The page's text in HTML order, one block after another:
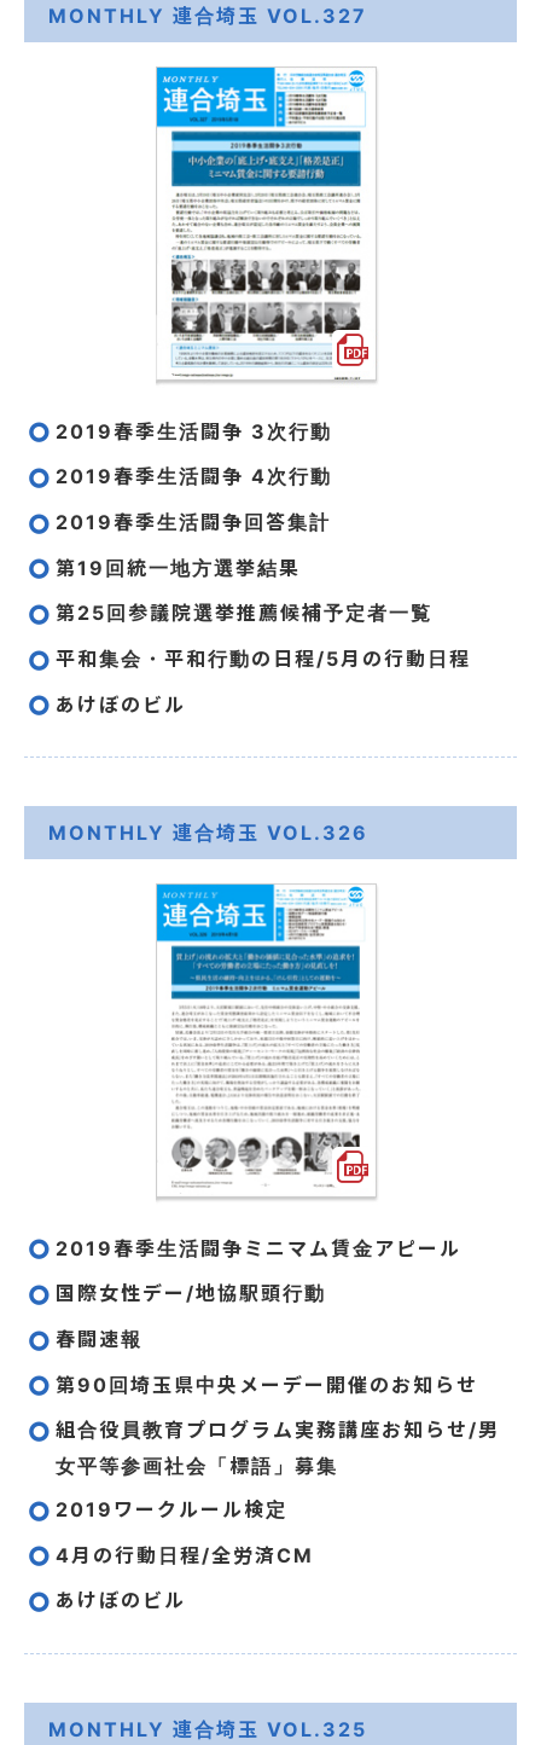
MONTHLY 連合埼玉 VOL.327
2019春季生活闘争 3次行動
2019春季生活闘争 4次行動
2019春季生活闘争回答集計
第19回統一地方選挙結果
第25回参議院選挙推薦候補予定者一覧
平和集会・平和行動の日程/5月の行動日程
あけぼのビル
MONTHLY 連合埼玉 VOL.326
2019春季生活闘争ミニマム賃金アピール
国際女性デー/地協駅頭行動
春闘速報
第90回埼玉県中央メーデー開催のお知らせ
組合役員教育プログラム実務講座お知らせ/男
女平等参画社会「標語」募集
2019ワークルール検定
4月の行動日程/全労済CM
あけぼのビル
MONTHLY 連合埼玉 VOL.325